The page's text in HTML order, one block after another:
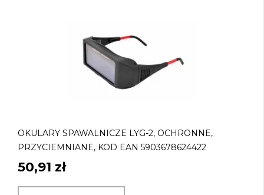
OKULARY SPAWALNICZE LYG-2, OCHRONNE,
PRZYCIEMNIANE, KOD EAN 5903678624422
50,91 zł